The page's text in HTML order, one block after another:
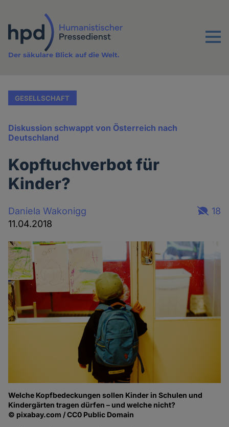
Inhalt
Menu
Der säkulare Blick auf die Welt.
GESELLSCHAFT
Diskussion schwappt von Österreich nach
Deutschland
Kopftuchverbot für
Kinder?
Daniela Wakonigg
11.04.2018
18
Welche Kopfbedeckungen sollen Kinder in Schulen und
Kindergärten tragen dürfen – und welche nicht?
© pixabay.com / CC0 Public Domain